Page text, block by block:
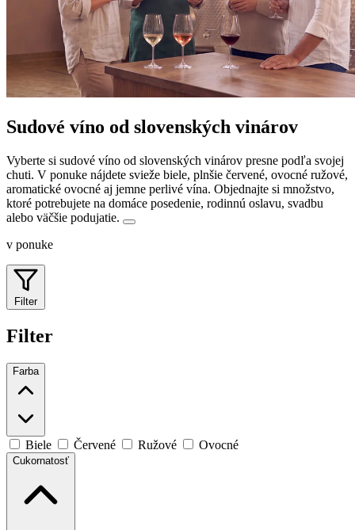
Sudové víno od slovenských vinárov
Vyberte si sudové víno od slovenských vinárov presne podľa svojej
chuti. V ponuke nájdete svieže biele, plnšie červené, ovocné ružové,
aromatické ovocné aj jemne perlivé vína. Objednajte si množstvo,
ktoré potrebujete na domáce posedenie, rodinnú oslavu, svadbu
alebo väčšie podujatie.
v ponuke
Filter
Filter
Farba
Biele Červené Ružové Ovocné
Cukornatosť